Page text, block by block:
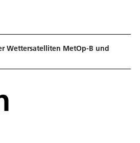
Wettersatelliten MetOp-B und